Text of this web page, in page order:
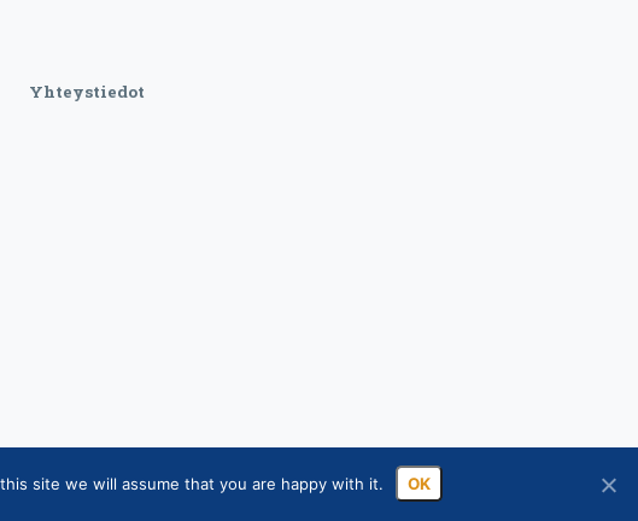
Yhteystiedot
site we will assume that you are happy with it. OK